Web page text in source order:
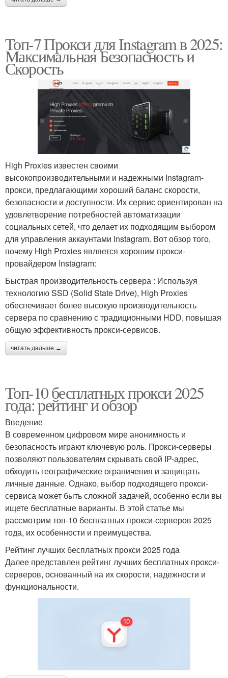
Топ-7 Прокси для Instagram в 2025:
Максимальная Безопасность и
Скорость
High Proxies известен своими
высокопроизводительными и надежными Instagram-
прокси, предлагающими хороший баланс скорости,
безопасности и доступности. Их сервис ориентирован на
удовлетворение потребностей автоматизации
социальных сетей, что делает их подходящим выбором
для управления аккаунтами Instagram. Вот обзор того,
почему High Proxies является хорошим прокси-
провайдером Instagram:
Быстрая производительность сервера : Используя
технологию SSD (Solid State Drive), High Proxies
обеспечивает более высокую производительность
сервера по сравнению с традиционными HDD, повышая
общую эффективность прокси-сервисов.
читать дальше →
Топ-10 бесплатных прокси 2025
года: рейтинг и обзор
Введение
В современном цифровом мире анонимность и
безопасность играют ключевую роль. Прокси-серверы
позволяют пользователям скрывать свой IP-адрес,
обходить географические ограничения и защищать
личные данные. Однако, выбор подходящего прокси-
сервиса может быть сложной задачей, особенно если вы
ищете бесплатные варианты. В этой статье мы
рассмотрим топ-10 бесплатных прокси-серверов 2025
года, их особенности и преимущества.
Рейтинг лучших бесплатных прокси 2025 года
Далее представлен рейтинг лучших бесплатных прокси-
серверов, основанный на их скорости, надежности и
функциональности.